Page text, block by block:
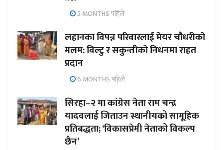
5 MONTHS पहिले
लहानका विपन्न परिवारलाई मेयर चौधरीको
मलम: विल्टु र सकुन्तीको निधनमा राहत
प्रदान
6 MONTHS पहिले
सिरहा–२ मा कांग्रेस नेता राम चन्द्र
यादवलाई जिताउन स्थानीयको सामूहिक
प्रतिबद्धता; ‘विकासप्रेमी नेताको विकल्प
छैन’